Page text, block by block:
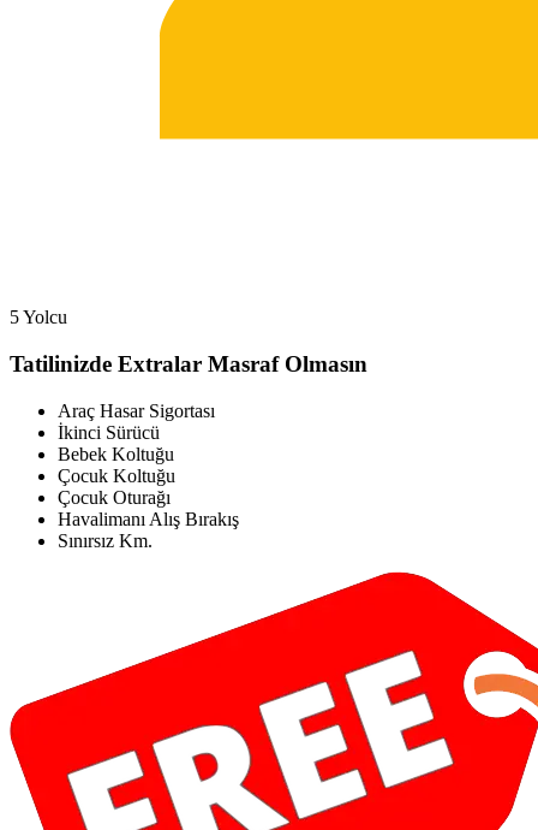
5 Yolcu
Tatilinizde Extralar Masraf Olmasın
Araç Hasar Sigortası
İkinci Sürücü
Bebek Koltuğu
Çocuk Koltuğu
Çocuk Oturağı
Havalimanı Alış Bırakış
Sınırsız Km.